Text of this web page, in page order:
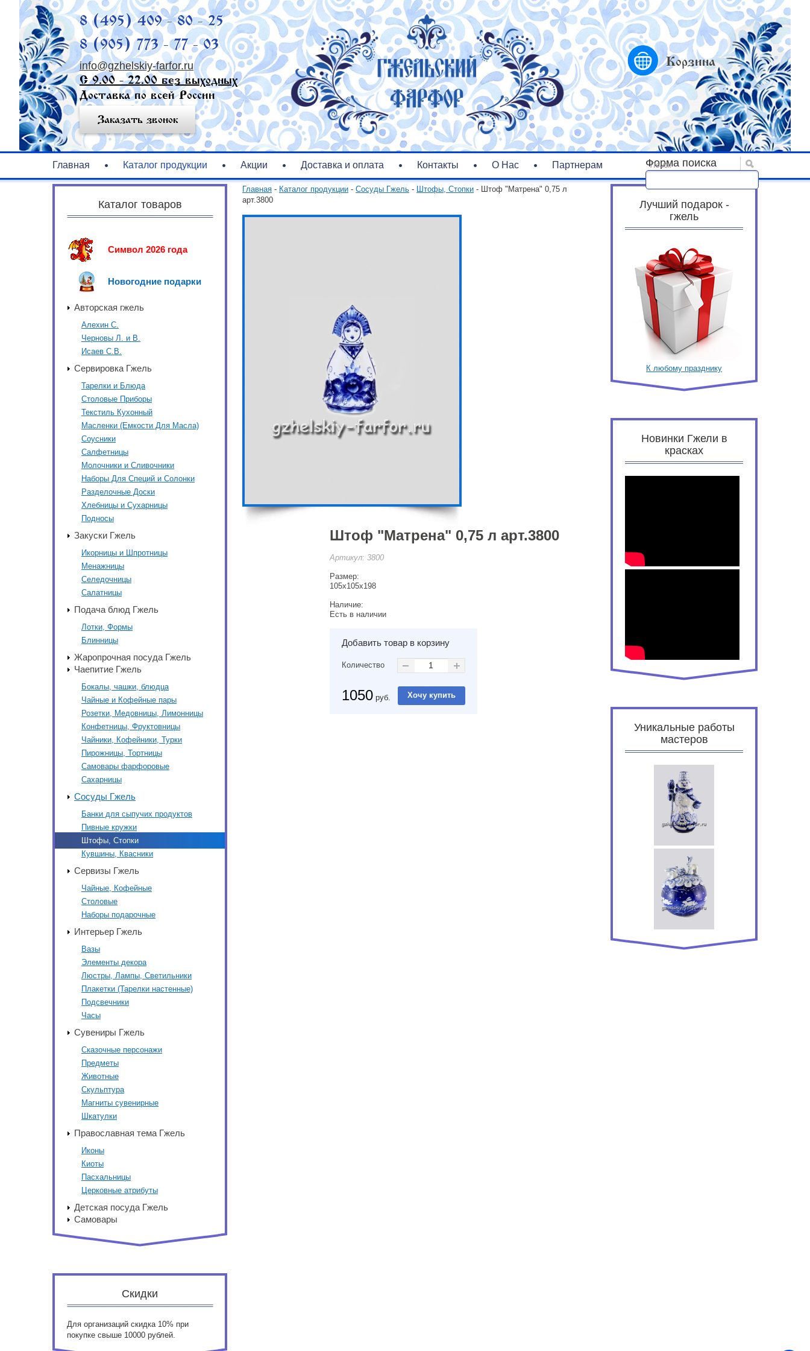
8 (495) 409 - 80 - 25
8 (905) 773 - 77 - 03
info@gzhelskiy-farfor.ru
С 9.00 - 22.00 без выходных
Доставка по всей России
Заказать звонок
Корзина
Главная Каталог продукции Акции Доставка и оплата Контакты О Нас Партнерам Форма поиска
Поиск
Каталог товаров
Символ 2026 года
Новогодние подарки
Авторская гжель
Алехин С.
Черновы Л. и В.
Исаев С.В.
Сервировка Гжель
Тарелки и Блюда
Столовые Приборы
Текстиль Кухонный
Масленки (Емкости Для Масла)
Соусники
Салфетницы
Молочники и Сливочники
Наборы Для Специй и Солонки
Разделочные Доски
Хлебницы и Сухарницы
Подносы
Закуски Гжель
Икорницы и Шпротницы
Менажницы
Селедочницы
Салатницы
Подача блюд Гжель
Лотки, Формы
Блинницы
Жаропрочная посуда Гжель
Чаепитие Гжель
Бокалы, чашки, блюдца
Чайные и Кофейные пары
Розетки, Медовницы, Лимонницы
Конфетницы, Фруктовницы
Чайники, Кофейники, Турки
Пирожницы, Тортницы
Самовары фарфоровые
Сахарницы
Сосуды Гжель
Банки для сыпучих продуктов
Пивные кружки
Штофы, Стопки
Кувшины, Квасники
Сервизы Гжель
Чайные, Кофейные
Столовые
Наборы подарочные
Интерьер Гжель
Вазы
Элементы декора
Люстры, Лампы, Светильники
Плакетки (Тарелки настенные)
Подсвечники
Часы
Сувениры Гжель
Сказочные персонажи
Предметы
Животные
Скульптура
Магниты сувенирные
Шкатулки
Православная тема Гжель
Иконы
Киоты
Пасхальницы
Церковные атрибуты
Детская посуда Гжель
Самовары
Скидки
Для организаций скидка 10% при
покупке свыше 10000 рублей.
Главная - Каталог продукции - Сосуды Гжель - Штофы, Стопки - Штоф "Матрена" 0,75 л
арт.3800
Штоф "Матрена" 0,75 л арт.3800
Артикул: 3800
Размер:
105х105х198
Наличие:
Есть в наличии
Добавить товар в корзину
1050 руб.
Количество
Лучший подарок -
гжель
К любому празднику
Новинки Гжели в
красках
Уникальные работы
мастеров